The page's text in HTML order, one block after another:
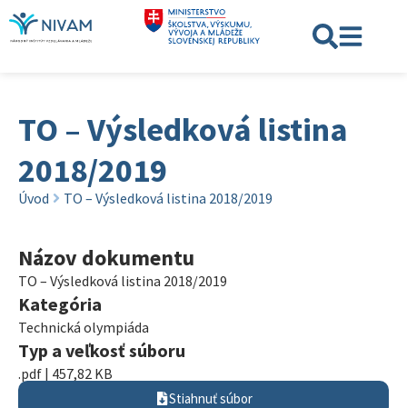
TO – Výsledková listina
2018/2019
Úvod TO – Výsledková listina 2018/2019
Názov dokumentu
TO – Výsledková listina 2018/2019
Kategória
Technická olympiáda
Typ a veľkosť súboru
.pdf | 457,82 KB
Stiahnuť súbor